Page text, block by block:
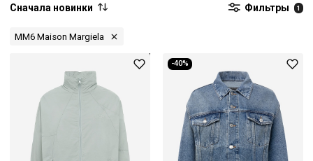
Сначала новинки Фильтры 1
MM6 Maison Margiela
-40%